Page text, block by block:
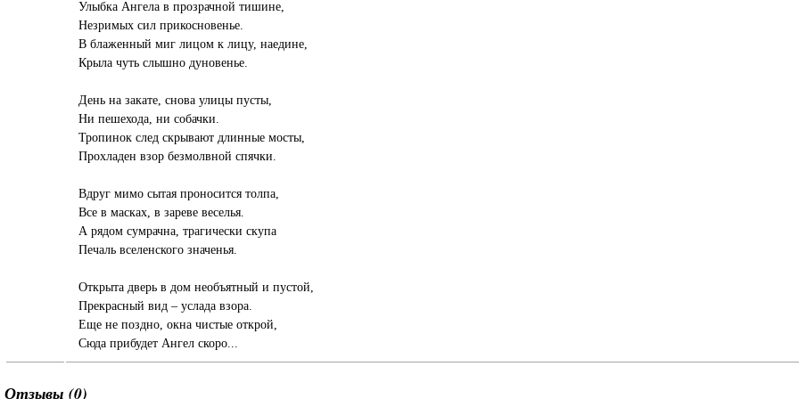
Улыбка Ангела в прозрачной тишине,
Незримых сил прикосновенье.
В блаженный миг лицом к лицу, наедине,
Крыла чуть слышно дуновенье.
День на закате, снова улицы пусты,
Ни пешехода, ни собачки.
Тропинок след скрывают длинные мосты,
Прохладен взор безмолвной спячки.
Вдруг мимо сытая проносится толпа,
Все в масках, в зареве веселья.
А рядом сумрачна, трагически скупа
Печаль вселенского значенья.
Открыта дверь в дом необъятный и пустой,
Прекрасный вид – услада взора.
Еще не поздно, окна чистые открой,
Сюда прибудет Ангел скоро...
Отзывы (0)